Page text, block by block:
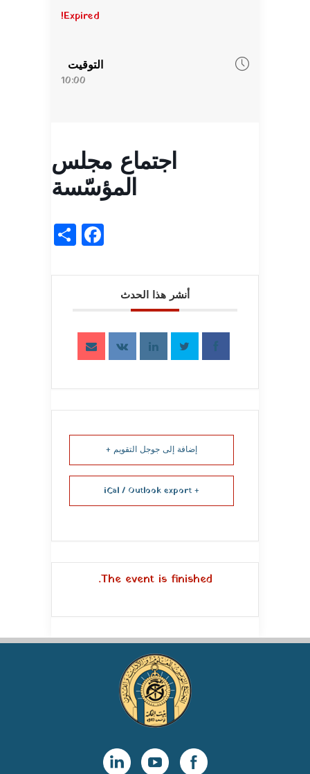
Expired!
التوقيت
10:00
اجتماع مجلس
المؤسّسة
أنشر هذا الحدث
إضافة إلى جوجل التقويم +
+ iCal / Outlook export
The event is finished.